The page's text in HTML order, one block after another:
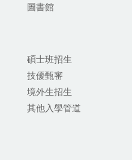
圖書館
碩士班招生
技優甄審
境外生招生
其他入學管道